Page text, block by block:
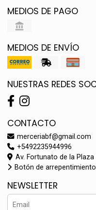
MEDIOS DE PAGO
MEDIOS DE ENVÍO
NUESTRAS REDES
CONTACTO
merceriabf@gmail.com
+5492235944996
Av. Fortunato de la Plaza
Botón de arrepentimiento
NEWSLETTER